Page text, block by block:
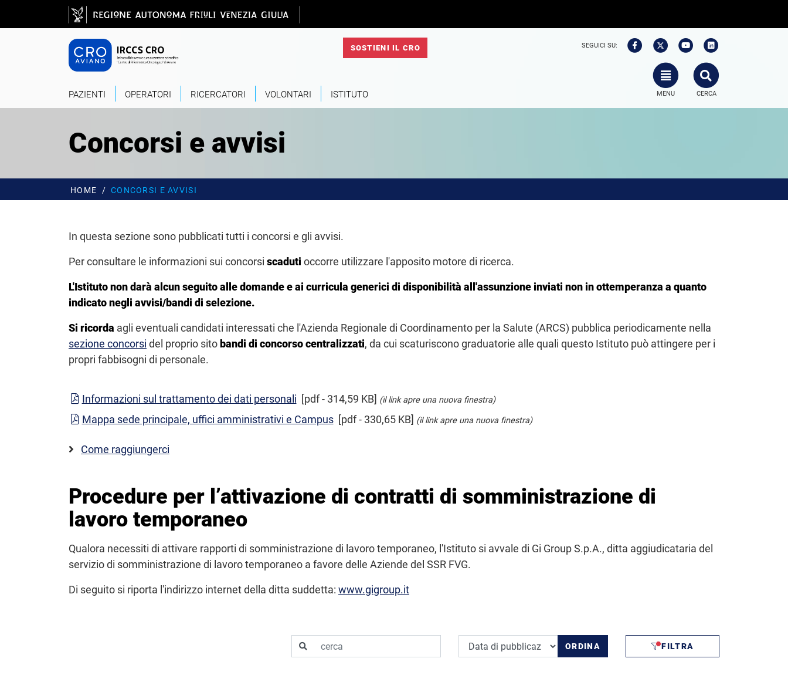
Salta al contenuto principale
SOSTIENI IL CRO SEGUICI SU:
TOGGLE NAVIGATION
MENU
SEARCH
CERCA
PAZIENTI OPERATORI RICERCATORI VOLONTARI ISTITUTO
Concorsi e avvisi
HOME CONCORSI E AVVISI
In questa sezione sono pubblicati tutti i concorsi e gli avvisi.
Per consultare le informazioni sui concorsi scaduti occorre utilizzare l'apposito motore di ricerca.
L'Istituto non darà alcun seguito alle domande e ai curricula generici di disponibilità all'assunzione inviati non in ottemperanza a quanto
indicato negli avvisi/bandi di selezione.
Si ricorda agli eventuali candidati interessati che l'Azienda Regionale di Coordinamento per la Salute (ARCS) pubblica periodicamente nella
sezione concorsi del proprio sito bandi di concorso centralizzati, da cui scaturiscono graduatorie alle quali questo Istituto può attingere per i
propri fabbisogni di personale.
Informazioni sul trattamento dei dati personali [pdf - 314,59 KB] (il link apre una nuova finestra)
Mappa sede principale, uffici amministrativi e Campus[pdf - 330,65 KB] (il link apre una nuova finestra)
Come raggiungerci
Procedure per l’attivazione di contratti di somministrazione di
lavoro temporaneo
Qualora necessiti di attivare rapporti di somministrazione di lavoro temporaneo, l'Istituto si avvale di Gi Group S.p.A., ditta aggiudicataria del
servizio di somministrazione di lavoro temporaneo a favore delle Aziende del SSR FVG.
Di seguito si riporta l'indirizzo internet della ditta suddetta: www.gigroup.it
cerca Ordina per ORDINA FILTRI APPLICATI
FILTRA